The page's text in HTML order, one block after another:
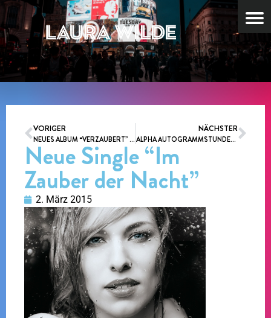
VORIGER
NEUES ALBUM “VERZAUBERT” ERSCHEINT AM 20.03.2015
NÄCHSTER
ALPHA AUTOGRAMMSTUNDENTOUR ZUM NEUEN ALBUM “VERZAUBERT” (VÖ:20.03.2015)
Neue Single “Im
Zauber der Nacht”
2. März 2015